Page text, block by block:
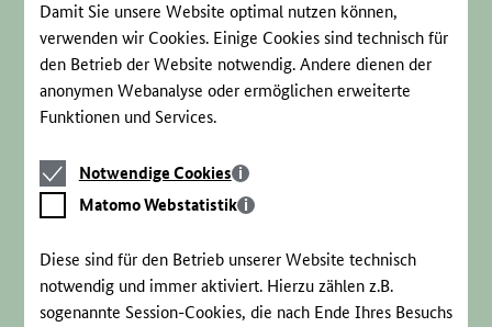
Damit Sie unsere Website optimal nutzen können,
verwenden wir Cookies. Einige Cookies sind technisch für
den Betrieb der Website notwendig. Andere dienen der
anonymen Webanalyse oder ermöglichen erweiterte
Funktionen und Services.
Notwendige
Cookies
Notwendige Cookies
Matomo
Webstatistik
Matomo Webstatistik
Diese sind für den Betrieb unserer Website technisch
notwendig und immer aktiviert. Hierzu zählen z.B.
sogenannte Session-Cookies, die nach Ende Ihres Besuchs